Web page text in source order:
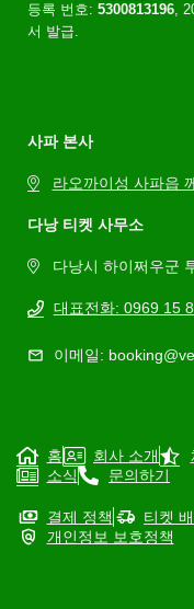
등록 번호: 5300813196,
서 발급.
사파 본사
라오까이성 사파읍
다낭 티켓 사무소
다낭시 하이쩌우군
대표전화: 0969 15
이메일:
홈 회사 소개
소식
문의하기
결제 정책 티켓
개인정보 보호정책